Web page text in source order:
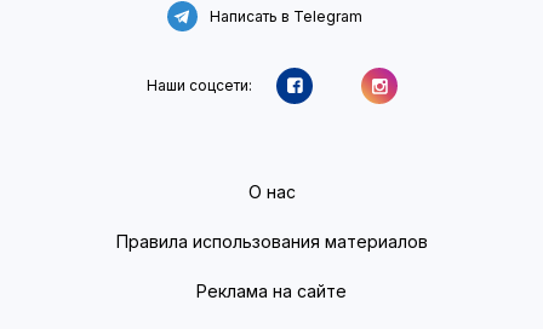
Написать в Telegram
Наши соцсети:
О нас
Правила использования материалов
Реклама на сайте